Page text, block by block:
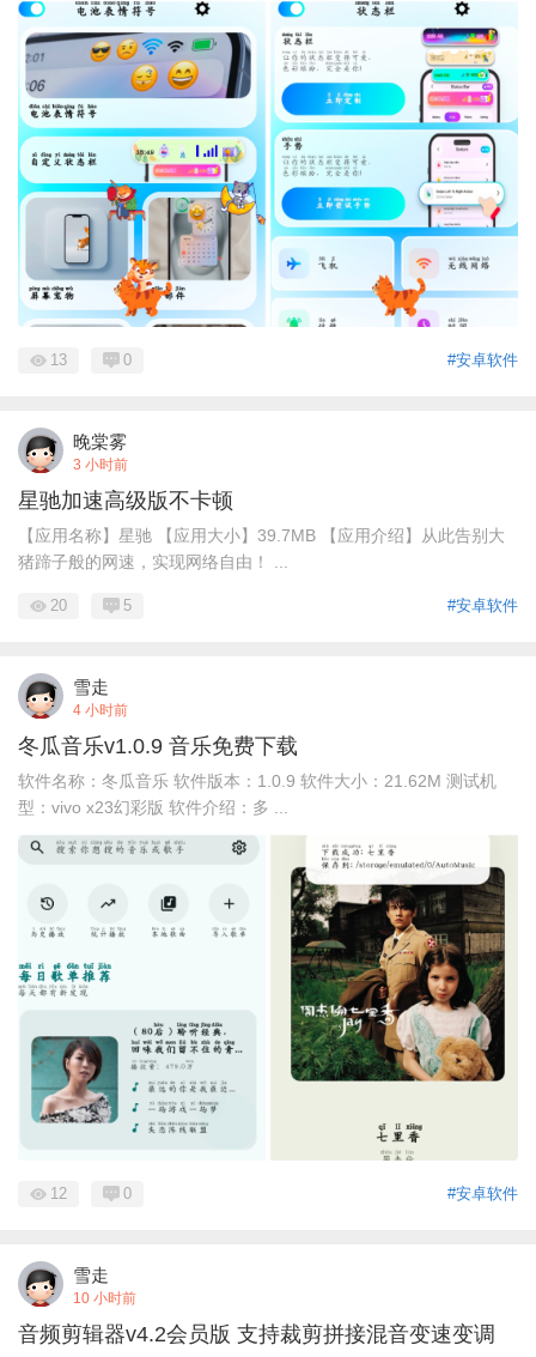
#安卓软件
13 0
晚棠雾
3 小时前
星驰加速高级版不卡顿
【应用名称】星驰 【应用大小】39.7MB 【应用介绍】从此告别大
猪蹄子般的网速，实现网络自由！ ...
#安卓软件
20 5
雪走
4 小时前
冬瓜音乐v1.0.9 音乐免费下载
软件名称：冬瓜音乐 软件版本：1.0.9 软件大小：21.62M 测试机
型：vivo x23幻彩版 软件介绍：多 ...
#安卓软件
12 0
雪走
10 小时前
音频剪辑器v4.2会员版 支持裁剪拼接混音变速变调